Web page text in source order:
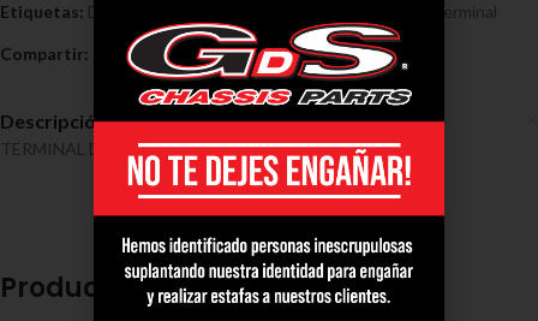
Etiquetas: Direccion Terminal
Compartir:
Descripción
TERMINAL DIRECCION RL HYUNDAI GRAN I10
Productos relacionados